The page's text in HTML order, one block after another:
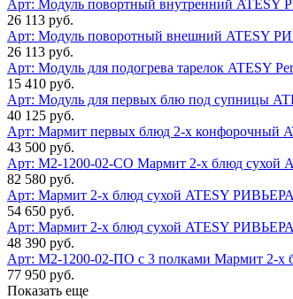
Арт: Модуль повортный внутренний ATESY
26 113 руб.
Арт: Модуль поворотный внешний ATESY
26 113 руб.
Арт: Модуль для подогрева тарелок ATESY
15 410 руб.
Арт: Модуль для первых блю под супницы
40 125 руб.
Арт: Мармит первых блюд 2-х конфорочный
43 500 руб.
Арт: М2-1200-02-СО Мармит 2-х блюд сухой
82 580 руб.
Арт: Мармит 2-х блюд сухой ATESY
54 650 руб.
Арт: Мармит 2-х блюд сухой ATESY
48 390 руб.
Арт: М2-1200-02-ПО с 3 полками Мармит 2-х
77 950 руб.
Показать еще